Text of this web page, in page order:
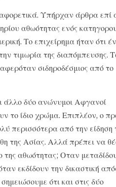
Υπήρχαν άρθρα επί
αθωότητας ενός
Το επιχείρημα ήταν ότι
τιμωρία της διαπόμπευσης.
σιδηροδέσμιος από το
άλλο δύο ανώνυμοι Αφγανοί
το ίδιο χρώμα. Επιπλέον, ο
περισσότερα από την είδηση
της Ασίας. Αλλά πρέπει να
αθωότητας; Οταν
εκδίδουν την δικαστική
ότι και στις δύο